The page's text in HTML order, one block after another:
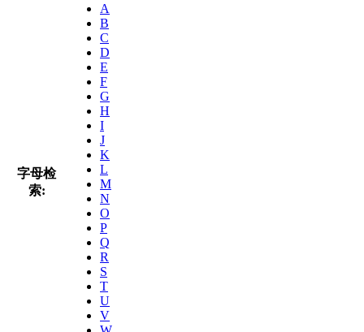
字母检
索:
A
B
C
D
E
F
G
H
I
J
K
L
M
N
O
P
Q
R
S
T
U
V